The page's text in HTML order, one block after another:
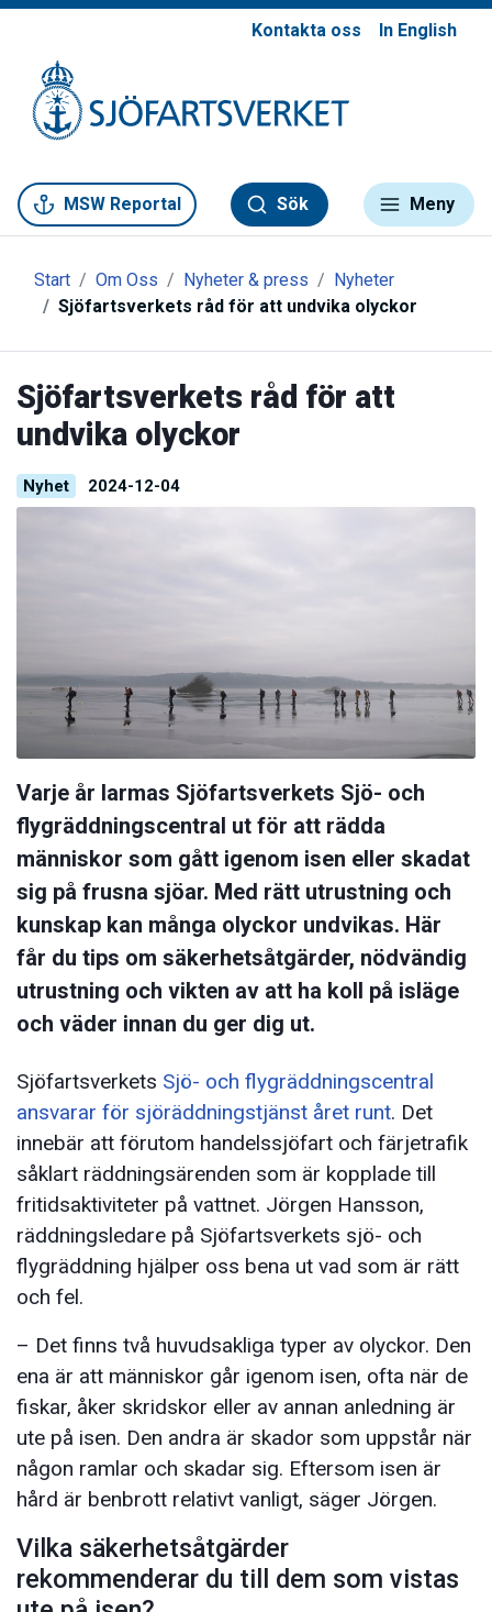
Kontakta oss In English
MSW Reportal Sök Meny
Start Om Oss Nyheter & press
Nyheter
Sjöfartsverkets råd för att undvika olyckor
Sjöfartsverkets råd för att
undvika olyckor
Nyhet 2024-12-04
Varje år larmas Sjöfartsverkets Sjö- och
flygräddningscentral ut för att rädda
människor som gått igenom isen eller skadat
sig på frusna sjöar. Med rätt utrustning och
kunskap kan många olyckor undvikas. Här
får du tips om säkerhetsåtgärder, nödvändig
utrustning och vikten av att ha koll på isläge
och väder innan du ger dig ut.
Sjöfartsverkets Sjö- och flygräddningscentral
ansvarar för sjöräddningstjänst året runt. Det
innebär att förutom handelssjöfart och färjetrafik
såklart räddningsärenden som är kopplade till
fritidsaktiviteter på vattnet. Jörgen Hansson,
räddningsledare på Sjöfartsverkets sjö- och
flygräddning hjälper oss bena ut vad som är rätt
och fel.
– Det finns två huvudsakliga typer av olyckor. Den
ena är att människor går igenom isen, ofta när de
fiskar, åker skridskor eller av annan anledning är
ute på isen. Den andra är skador som uppstår när
någon ramlar och skadar sig. Eftersom isen är
hård är benbrott relativt vanligt, säger Jörgen.
Vilka säkerhetsåtgärder
rekommenderar du till dem som vistas